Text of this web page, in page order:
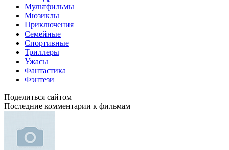
Мультфильмы
Мюзиклы
Приключения
Семейные
Спортивные
Триллеры
Ужасы
Фантастика
Фэнтези
Поделиться сайтом
Последние комментарии к фильмам